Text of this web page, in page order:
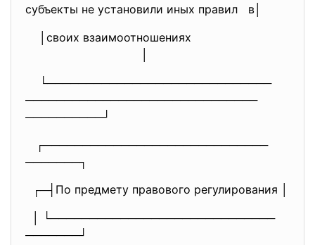
субъекты не установили иных правил в│
│своих взаимоотношениях
└─────────────────────────────
──────────────────────────────
──────────┘
┌─────────────────────────────
───────┐
┌─┤По предмету правового регулирования │
│ └─────────────────────────────
───────┘